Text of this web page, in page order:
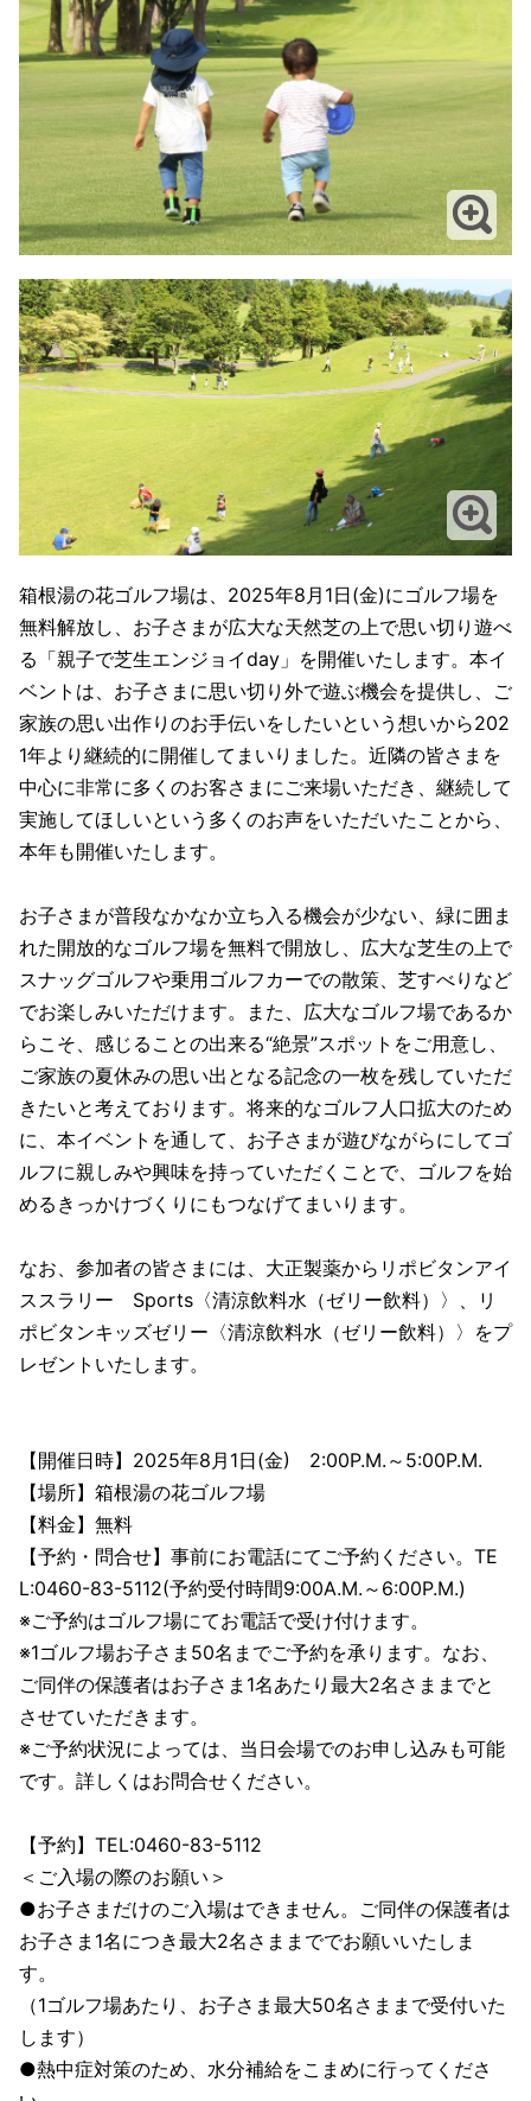
箱根湯の花ゴルフ場は、2025年8月1日(金)にゴルフ場を
無料解放し、お子さまが広大な天然芝の上で思い切り遊べ
る「親子で芝生エンジョイday」を開催いたします。本イ
ベントは、お子さまに思い切り外で遊ぶ機会を提供し、ご
家族の思い出作りのお手伝いをしたいという想いから202
1年より継続的に開催してまいりました。近隣の皆さまを
中心に非常に多くのお客さまにご来場いただき、継続して
実施してほしいという多くのお声をいただいたことから、
本年も開催いたします。
お子さまが普段なかなか立ち入る機会が少ない、緑に囲ま
れた開放的なゴルフ場を無料で開放し、広大な芝生の上で
スナッグゴルフや乗用ゴルフカーでの散策、芝すべりなど
でお楽しみいただけます。また、広大なゴルフ場であるか
らこそ、感じることの出来る“絶景”スポットをご用意し、
ご家族の夏休みの思い出となる記念の一枚を残していただ
きたいと考えております。将来的なゴルフ人口拡大のため
に、本イベントを通して、お子さまが遊びながらにしてゴ
ルフに親しみや興味を持っていただくことで、ゴルフを始
めるきっかけづくりにもつなげてまいります。
なお、参加者の皆さまには、大正製薬からリポビタンアイ
ススラリー Sports〈清涼飲料水（ゼリー飲料）〉、リ
ポビタンキッズゼリー〈清涼飲料水（ゼリー飲料）〉をプ
レゼントいたします。
【開催日時】2025年8月1日(金) 2:00P.M.～5:00P.M.
【場所】箱根湯の花ゴルフ場
【料金】無料
【予約・問合せ】事前にお電話にてご予約ください。TE
L:0460-83-5112(予約受付時間9:00A.M.～6:00P.M.)
※ご予約はゴルフ場にてお電話で受け付けます。
※1ゴルフ場お子さま50名までご予約を承ります。なお、
ご同伴の保護者はお子さま1名あたり最大2名さままでと
させていただきます。
※ご予約状況によっては、当日会場でのお申し込みも可能
です。詳しくはお問合せください。
【予約】TEL:0460-83-5112
＜ご入場の際のお願い＞
●お子さまだけのご入場はできません。ご同伴の保護者は
お子さま1名につき最大2名さままででお願いいたしま
す。
（1ゴルフ場あたり、お子さま最大50名さままで受付いた
します）
●熱中症対策のため、水分補給をこまめに行ってくださ